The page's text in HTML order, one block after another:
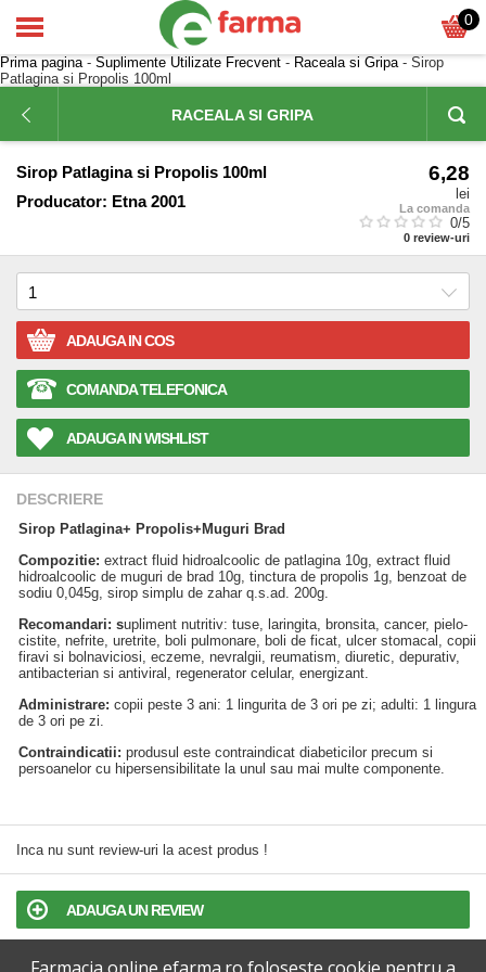
0
Prima pagina- Suplimente Utilizate Frecvent - Raceala si Gripa- Sirop
Patlagina si Propolis 100ml
RACEALA SI GRIPA
Sirop Patlagina si Propolis 100ml
Producator: Etna 2001
6,28
lei
La comanda
0/5
0 review-uri
ADAUGA IN COS
COMANDA TELEFONICA
ADAUGA IN WISHLIST
DESCRIERE
Sirop Patlagina+ Propolis+Muguri Brad
Compozitie: extract fluid hidroalcoolic de patlagina 10g, extract fluid
hidroalcoolic de muguri de brad 10g, tinctura de propolis 1g, benzoat de
sodiu 0,045g, sirop simplu de zahar q.s.ad. 200g.
Recomandari: supliment nutritiv: tuse, laringita, bronsita, cancer, pielo-
cistite, nefrite, uretrite, boli pulmonare, boli de ficat, ulcer stomacal, copii
firavi si bolnaviciosi, eczeme, nevralgii, reumatism, diuretic, depurativ,
antibacterian si antiviral, regenerator celular, energizant.
Administrare: copii peste 3 ani: 1 lingurita de 3 ori pe zi; adulti: 1 lingura
de 3 ori pe zi.
Contraindicatii: produsul este contraindicat diabeticilor precum si
persoanelor cu hipersensibilitate la unul sau mai multe componente.
Inca nu sunt review-uri la acest produs !
ADAUGA UN REVIEW